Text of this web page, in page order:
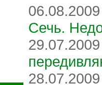
Сечь.